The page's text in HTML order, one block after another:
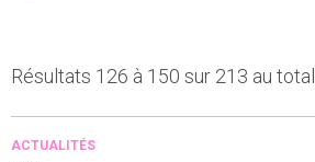
Résultats 126 à 150 sur 213 au total
ACTUALITÉS